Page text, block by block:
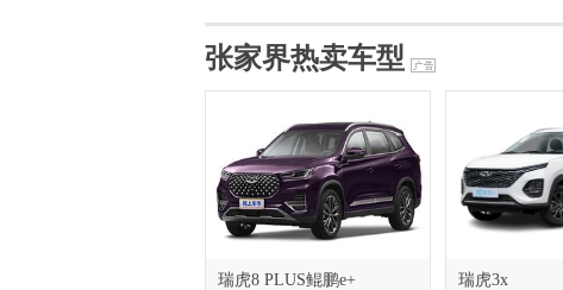
张家界热卖车型
瑞虎8 PLUS鲲鹏e+
瑞虎3x